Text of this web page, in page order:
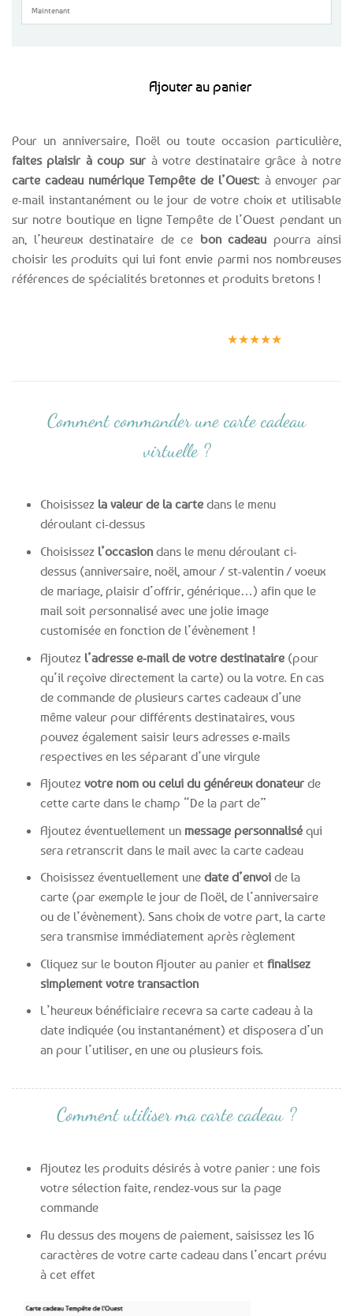
Pour un anniversaire, Noël ou toute occasion particulière,
faites plaisir à coup sur à votre destinataire grâce à notre
carte cadeau numérique Tempête de l’Ouest: à envoyer par
e-mail instantanément ou le jour de votre choix et utilisable
sur notre boutique en ligne Tempête de l’Ouest pendant un
an, l’heureux destinataire de ce bon cadeau pourra ainsi
choisir les produits qui lui font envie parmi nos nombreuses
références de spécialités bretonnes et produits bretons !
Ajouter au panier
★★★★★
Comment commander une carte cadeau
virtuelle ?
Choisissez la valeur de la cartedans le menu
déroulant ci-dessus
Choisissez l’occasiondans le menu déroulant ci-
dessus (anniversaire, noël, amour / st-valentin / voeux
de mariage, plaisir d’offrir, générique…) afin que le
mail soit personnalisé avec une jolie image
customisée en fonction de l’évènement !
Ajoutez l’adresse e-mail de votre destinataire(pour
qu’il reçoive directement la carte) ou la votre. En cas
de commande de plusieurs cartes cadeaux d’une
même valeur pour différents destinataires, vous
pouvez également saisir leurs adresses e-mails
respectives en les séparant d’une virgule
Ajoutezvotre nom ou celui du généreux donateurde
cette carte dans le champ “De la part de”
Ajoutez éventuellement unmessage personnalisé qui
sera retranscrit dans le mail avec la carte cadeau
Choisissez éventuellement une date d’envoide la
carte (par exemple le jour de Noël, de l’anniversaire
ou de l’évènement). Sans choix de votre part, la carte
sera transmise immédiatement après règlement
Cliquez sur le bouton Ajouter au panier etfinalisez
simplement votre transaction
L’heureux bénéficiaire recevra sa carte cadeau à la
date indiquée (ou instantanément) et disposera d’un
an pour l’utiliser, en une ou plusieurs fois.
Comment utiliser ma carte cadeau ?
Ajoutez les produits désirés à votre panier : une fois
votre sélection faite, rendez-vous sur la page
commande
Au dessus des moyens de paiement, saisissez les 16
caractères de votre carte cadeau dans l’encart prévu
à cet effet